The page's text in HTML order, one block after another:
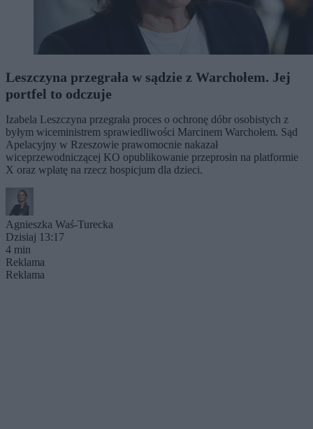
Leszczyna przegrała w sądzie z Warchołem. Jej
portfel to odczuje
Izabela Leszczyna przegrała proces o ochronę dóbr osobistych z
byłym wiceministrem sprawiedliwości Marcinem Warchołem. Sąd
Apelacyjny w Rzeszowie prawomocnie nakazał
wiceprzewodniczącej KO opublikowanie przeprosin na platformie
X oraz wpłatę na rzecz hospicjum dla dzieci.
Agnieszka Waś-Turecka
Dzisiaj 13:17
4 min
Reklama
Reklama